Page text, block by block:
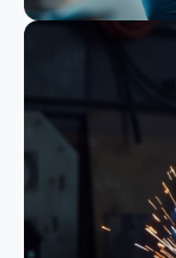
Bauwesen